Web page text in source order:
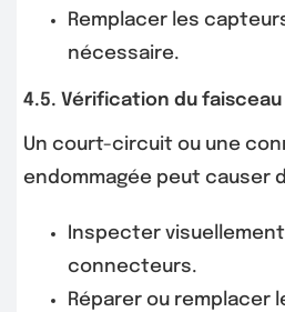
Remplacer les
nécessaire.
4.5. Vérification du
Un court-circuit ou une
endommagée peut causer
Inspecter
connecteurs.
Réparer ou remplacer